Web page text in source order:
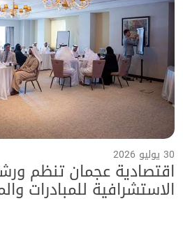
30 يوليو 2026
اقتصادية عجمان تنظم
الاستشرافية للمبادرات
حتى عام 2040